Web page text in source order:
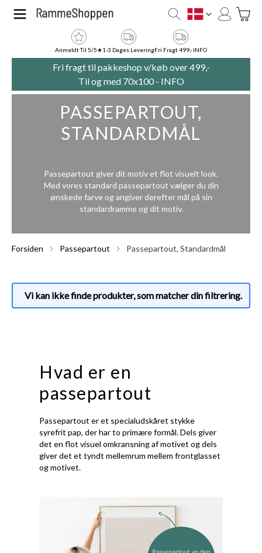
Skip to Content
DK
Anmeldt Til 5/5★1-3 Dages LeveringFri Fragt 499,- INFO
Fri fragt til pakkeshop v/køb over 499,-
Til og med 70x100 - INFO
PASSEPARTOUT,
STANDARDMÅL
Passepartout giver dit motiv et flot visuelt look.
Med vores standard passepartout vælger du din
ønskede farve og angiver derefter mål på sin
standardramme og dit motiv.
Forsiden Passepartout Passepartout, Standardmål
Vi kan ikke finde produkter, som matcher din filtrering.
Hvad er en
passepartout
Passepartout er et specialudskåret stykke
syrefrit pap, der har to primære formål. Dels giver
det en flot visuel omkransning af motivet og dels
giver det et tyndt mellemrum mellem frontglasset
og motivet.